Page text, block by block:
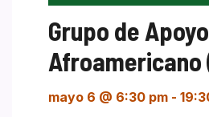
Grupo de
Afroamericano
mayo 6 @ 6:30 pm -